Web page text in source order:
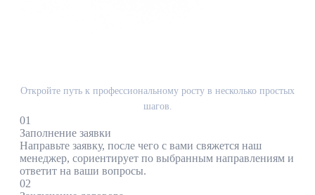
Откройте путь к профессиональному росту в несколько простых
шагов.
01
Заполнение заявки
Направьте заявку, после чего с вами свяжется наш
менеджер, сориентирует по выбранным направлениям и
ответит на ваши вопросы.
02